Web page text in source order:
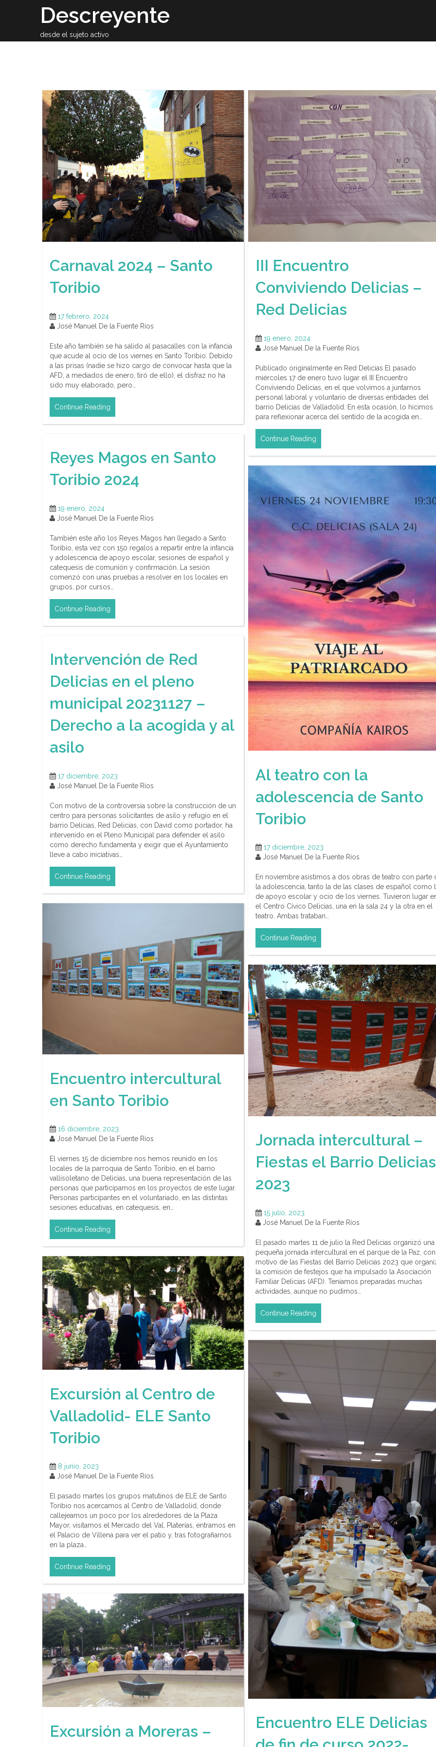
Descreyente
desde el sujeto activo
Carnaval 2024 – Santo
Toribio
17 febrero, 2024
José Manuel De la Fuente Ríos
Este año también se ha salido al pasacalles con la infancia
que acude al ocio de los viernes en Santo Toribio. Debido
a las prisas (nadie se hizo cargo de convocar hasta que la
AFD, a mediados de enero, tiró de ello), el disfraz no ha
sido muy elaborado, pero…
Continue Reading
III Encuentro
Conviviendo Delicias –
Red Delicias
19 enero, 2024
José Manuel De la Fuente Ríos
Publicado originalmente en Red Delicias El pasado
miércoles 17 de enero tuvo lugar el III Encuentro
Conviviendo Delicias, en el que volvimos a juntarnos
personal laboral y voluntario de diversas entidades del
barrio Delicias de Valladolid. En esta ocasión, lo hicimos
para reflexionar acerca del sentido de la acogida en…
Continue Reading
Reyes Magos en Santo
Toribio 2024
19 enero, 2024
José Manuel De la Fuente Ríos
También este año los Reyes Magos han llegado a Santo
Toribio, esta vez con 150 regalos a repartir entre la infancia
y adolescencia de apoyo escolar, sesiones de español y
catequesis de comunión y confirmación. La sesión
comenzó con unas pruebas a resolver en los locales en
grupos, por cursos…
Continue Reading
Al teatro con la
adolescencia de Santo
Toribio
17 diciembre, 2023
José Manuel De la Fuente Ríos
En noviembre asistimos a dos obras de teatro con parte
la adolescencia, tanto la de las clases de español como
de apoyo escolar y ocio de los viernes. Tuvieron lugar
el Centro Cívico Delicias, una en la sala 24 y la otra en el
teatro. Ambas trataban…
Continue Reading
Intervención de Red
Delicias en el pleno
municipal 20231127 –
Derecho a la acogida y al
asilo
17 diciembre, 2023
José Manuel De la Fuente Ríos
Con motivo de la controversia sobre la construcción de un
centro para personas solicitantes de asilo y refugio en el
barrio Delicias, Red Delicias, con David como portador, ha
intervenido en el Pleno Municipal para defender el asilo
como derecho fundamenta y exigir que el Ayuntamiento
lleve a cabo iniciativas…
Continue Reading
Encuentro intercultural
en Santo Toribio
16 diciembre, 2023
José Manuel De la Fuente Ríos
El viernes 15 de diciembre nos hemos reunido en los
locales de la parroquia de Santo Toribio, en el barrio
vallisoletano de Delicias, una buena representación de las
personas que participamos en los proyectos de este lugar.
Personas participantes en el voluntariado, en las distintas
sesiones educativas, en catequesis, en…
Continue Reading
Jornada intercultural –
Fiestas el Barrio Delicias
2023
15 julio, 2023
José Manuel De la Fuente Ríos
El pasado martes 11 de julio la Red Delicias organizó una
pequeña jornada intercultural en el parque de la Paz, con
motivo de las Fiestas del Barrio Delicias 2023 que
la comisión de festejos que ha impulsado la Asociación
Familiar Delicias (AFD). Teníamos preparadas muchas
actividades, aunque no pudimos…
Continue Reading
Excursión al Centro de
Valladolid- ELE Santo
Toribio
8 junio, 2023
José Manuel De la Fuente Ríos
El pasado martes los grupos matutinos de ELE de Santo
Toribio nos acercamos al Centro de Valladolid, donde
callejeamos un poco por los alrededores de la Plaza
Mayor, visitamos el Mercado del Val, Platerías, entramos en
el Palacio de Villena para ver el patio y, tras fotografiarnos
en la plaza…
Continue Reading
Encuentro ELE Delicias
Excursión a Moreras –